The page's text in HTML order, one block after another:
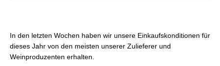
In den letzten Wochen haben wir unsere Einkaufskonditionen für
dieses Jahr von den meisten unserer Zulieferer und
Weinproduzenten erhalten.